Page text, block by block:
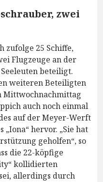
zwei
zufolge 25 Schiffe,
Flugzeuge an der
beteiligt.
weiteren Beteiligten
Mittwochnachmittag
auch noch einmal
auf der Meyer-Werft
hervor. „Sie hat
geholfen“, so
die 22-köpfige
kollidierten
allerdings durch